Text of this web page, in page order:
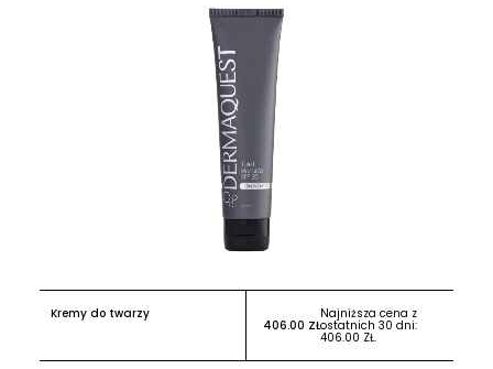
Kremy do twarzy
406.00 ZŁ
Najniższa cena z
ostatnich 30 dni:
406.00 ZŁ.